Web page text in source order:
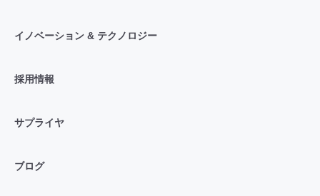
イノベーション & テクノロジー
採用情報
サプライヤ
ブログ